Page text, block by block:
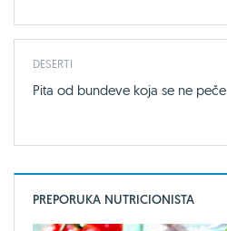
DESERTI
Pita od bundeve koja se ne peče
PREPORUKA NUTRICIONISTA